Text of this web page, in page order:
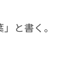
と書く。